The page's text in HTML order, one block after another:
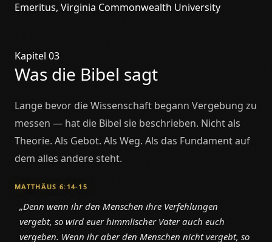
Emeritus, Virginia Commonwealth University
Kapitel 03
Was die Bibel sagt
Lange bevor die Wissenschaft begann Vergebung zu
messen — hat die Bibel sie beschrieben. Nicht als
Theorie. Als Gebot. Als Weg. Als das Fundament auf
dem alles andere steht.
MATTHÄUS 6:14-15
„Denn wenn ihr den Menschen ihre Verfehlungen
vergebt, so wird euer himmlischer Vater auch euch
vergeben. Wenn ihr aber den Menschen nicht vergebt, so